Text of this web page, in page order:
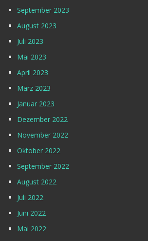
September 2023
August 2023
Juli 2023
Mai 2023
April 2023
März 2023
Januar 2023
Dezember 2022
November 2022
Oktober 2022
September 2022
August 2022
Juli 2022
Juni 2022
Mai 2022